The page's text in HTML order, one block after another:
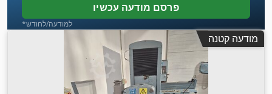
פרסם מודעה עכשיו
*למודעה/לחודש
מודעה קטנה